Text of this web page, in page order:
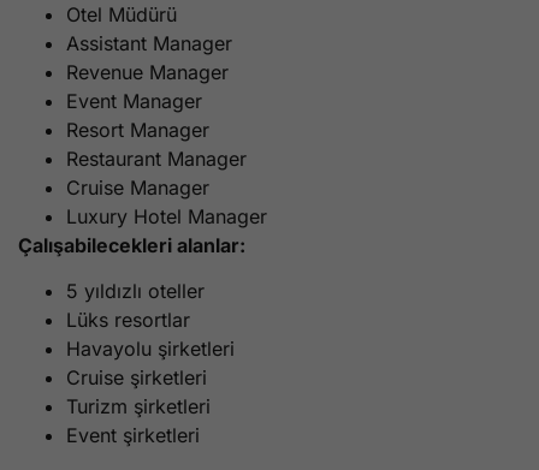
Otel Müdürü
Assistant Manager
Revenue Manager
Event Manager
Resort Manager
Restaurant Manager
Cruise Manager
Luxury Hotel Manager
Çalışabilecekleri alanlar:
5 yıldızlı oteller
Lüks resortlar
Havayolu şirketleri
Cruise şirketleri
Turizm şirketleri
Event şirketleri